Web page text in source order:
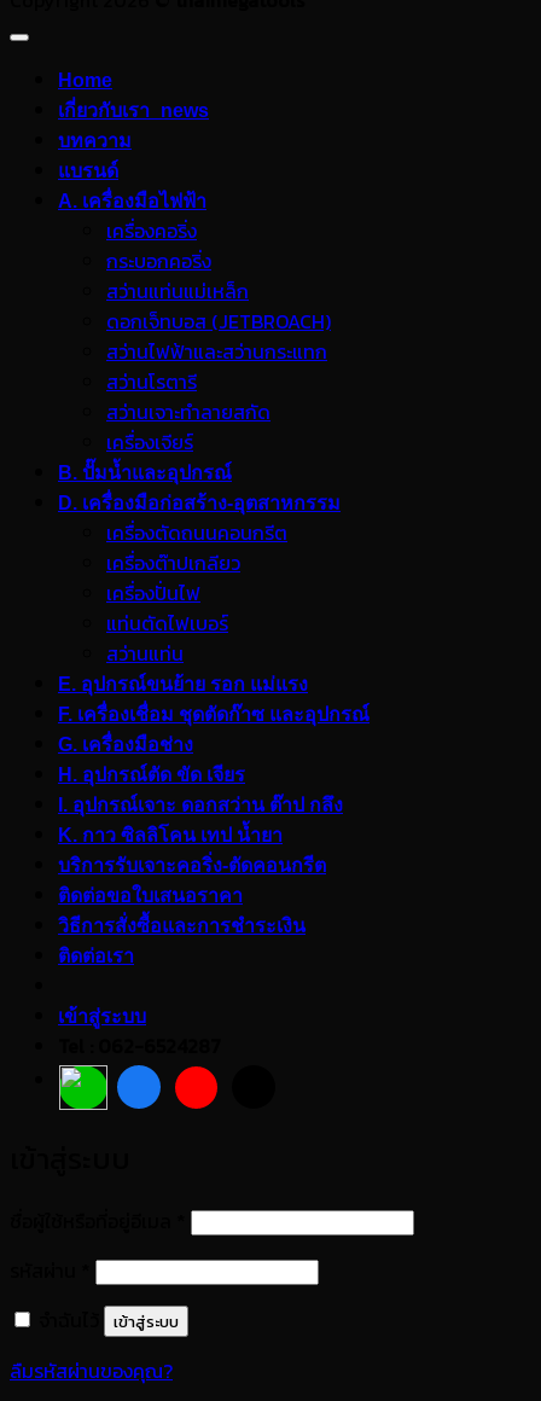
Home
เกี่ยวกับเรา_news
บทความ
แบรนด์
A. เครื่องมือไฟฟ้า
เครื่องคอริ่ง
กระบอกคอริ่ง
สว่านแท่นแม่เหล็ก
ดอกเจ็ทบอส (JETBROACH)
สว่านไฟฟ้าและสว่านกระแทก
สว่านโรตารี
สว่านเจาะทำลายสกัด
เครื่องเจียร์
B. ปั๊มน้ำและอุปกรณ์
D. เครื่องมือก่อสร้าง-อุตสาหกรรม
เครื่องตัดถนนคอนกรีต
เครื่องต๊าปเกลียว
เครื่องปั่นไฟ
แท่นตัดไฟเบอร์
สว่านแท่น
E. อุปกรณ์ขนย้าย รอก แม่แรง
F. เครื่องเชื่อม ชุดตัดก๊าซ และอุปกรณ์
G. เครื่องมือช่าง
H. อุปกรณ์ตัด ขัด เจียร
I. อุปกรณ์เจาะ ดอกสว่าน ต๊าป กลึง
K. กาว ซิลลิโคน เทป น้ำยา
บริการรับเจาะคอริ่ง-ตัดคอนกรีต
ติดต่อขอใบเสนอราคา
วิธีการสั่งซื้อและการชำระเงิน
ติดต่อเรา
เข้าสู่ระบบ
ต้องการ
ต้องการ
เข้าสู่ระบบ
ลืมรหัสผ่านของคุณ?